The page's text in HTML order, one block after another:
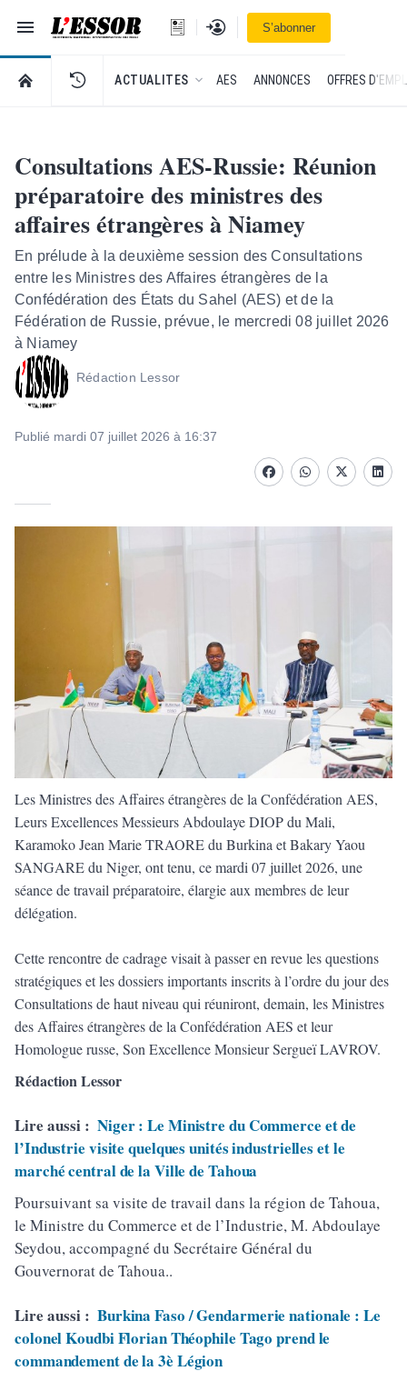
Navigation
L'Essor - retour à la une
Se connecterS’abonner
RETOUR À LA PAGE D’ACCUEIL DE L'ESSOR
ACTUALITES AES ANNONCES OFFRES
Consultations AES-Russie: Réunion
préparatoire des ministres des
affaires étrangères à Niamey
En prélude à la deuxième session des Consultations
entre les Ministres des Affaires étrangères de la
Confédération des États du Sahel (AES) et de la
Fédération de Russie, prévue, le mercredi 08 juillet 2026
à Niamey
Rédaction Lessor
Publié mardi 07 juillet 2026 à 16:37
FacebookwhatsappTwitter
Les Ministres des Affaires étrangères de la Confédération AES,
Leurs Excellences Messieurs Abdoulaye DIOP du Mali,
Karamoko Jean Marie TRAORE du Burkina et Bakary Yaou
SANGARE du Niger, ont tenu, ce mardi 07 juillet 2026, une
séance de travail préparatoire, élargie aux membres de leur
délégation.
Cette rencontre de cadrage visait à passer en revue les questions
stratégiques et les dossiers importants inscrits à l’ordre du jour des
Consultations de haut niveau qui réuniront, demain, les Ministres
des Affaires étrangères de la Confédération AES et leur
Homologue russe, Son Excellence Monsieur Sergueï LAVROV.
Rédaction Lessor
Lire aussi : Niger : Le Ministre du Commerce et de
l’Industrie visite quelques unités industrielles et le
marché central de la Ville de Tahoua
Poursuivant sa visite de travail dans la région de Tahoua,
le Ministre du Commerce et de l’Industrie, M. Abdoulaye
Seydou, accompagné du Secrétaire Général du
Gouvernorat de Tahoua..
Lire aussi : Burkina Faso / Gendarmerie nationale : Le
colonel Koudbi Florian Théophile Tago prend le
commandement de la 3è Légion